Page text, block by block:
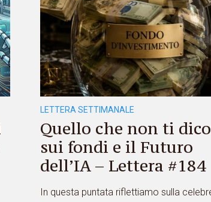
LETTERA SETTIMANALE
Quello che non ti
sui fondi e il Futuro
dell’IA – Lettera #184
In questa puntata riflettiamo sulla